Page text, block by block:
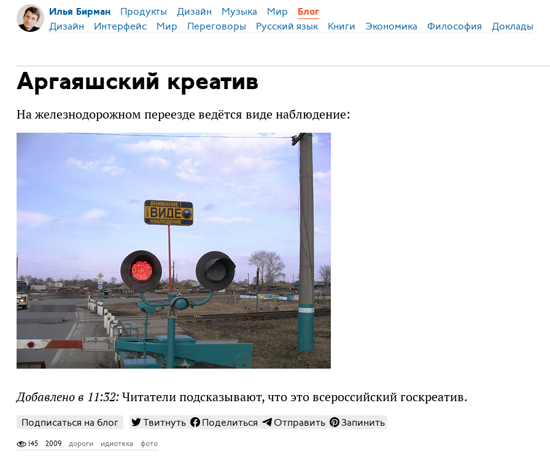
Илья Бирман Продукты Дизайн Музыка Мир Блог
Дизайн Интерфейс Мир Переговоры Русский язык Книги Экономика Философия Доклады
Аргаяшский креатив
На железнодорожном переезде ведётся виде наблюдение:
Добавлено в 11:32:Читатели подсказывают, что это всероссийский госкреатив.
Подписаться на блог Твитнуть Поделиться Отправить Запинить
145 2009 дороги идиотека фото